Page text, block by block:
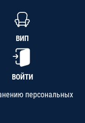
ВИП
ВОЙТИ
персональных